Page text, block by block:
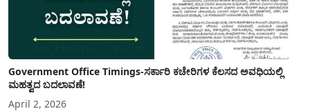
Government Office Timings-ಸರ್ಕಾರಿ ಕಚೇರಿಗಳ ಕೆಲಸದ ಅವಧಿಯಲ್ಲಿ
ಮಹತ್ವದ ಬದಲಾವಣೆ!
April 2, 2026